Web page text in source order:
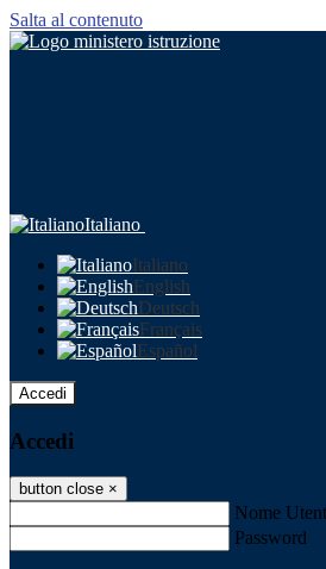
Salta al contenuto
Italiano
Italiano
English
Deutsch
Français
Español
Accedi
Accedi
button close ×
Nome
Password